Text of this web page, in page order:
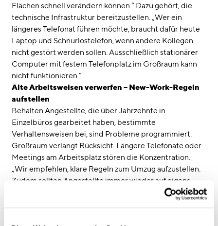
Flächen schnell verändern können.“ Dazu gehört, die
technische Infrastruktur bereitzustellen. „Wer ein
längeres Telefonat führen möchte, braucht dafür heute
Laptop und Schnurlostelefon, wenn andere Kollegen
nicht gestört werden sollen. Ausschließlich stationärer
Computer mit festem Telefonplatz im Großraum kann
nicht funktionieren.“
Alte Arbeitsweisen verwerfen – New-Work-Regeln
aufstellen
Behalten Angestellte, die über Jahrzehnte in
Einzelbüros gearbeitet haben, bestimmte
Verhaltensweisen bei, sind Probleme programmiert.
Großraum verlangt Rücksicht. Längere Telefonate oder
Meetings am Arbeitsplatz stören die Konzentration.
„Wir empfehlen, klare Regeln zum Umzug aufzustellen.
Zudem sollten Angestellte immer wieder auf eigens
geschaffene Funktionsflächen hingewiesen werden –
falls diese nicht von selbst angenommen werden.“